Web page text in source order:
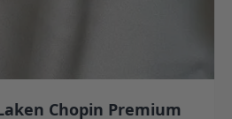
Chopin Premium